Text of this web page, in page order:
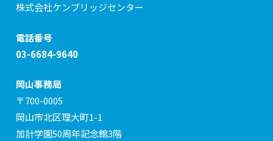
株式会社ケンブリッジセンター
電話番号
03-6684-9640
岡山事務局
〒700-0005
岡山市北区理大町1-1
加計学園50周年記念館3階